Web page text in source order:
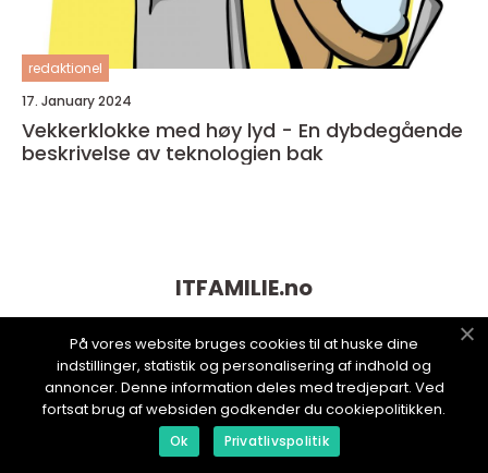
redaktionel
17. January 2024
Vekkerklokke med høy lyd - En dybdegående
beskrivelse av teknologien bak
ITFAMILIE.no
På vores website bruges cookies til at huske dine
indstillinger, statistik og personalisering af indhold og
annoncer. Denne information deles med tredjepart. Ved
fortsat brug af websiden godkender du cookiepolitikken.
Ok Privatlivspolitik